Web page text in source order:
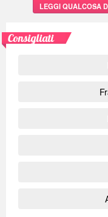
LEGGI QUALCOSA
Consigliati